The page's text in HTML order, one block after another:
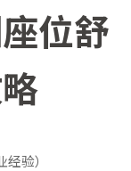
位舒
验）